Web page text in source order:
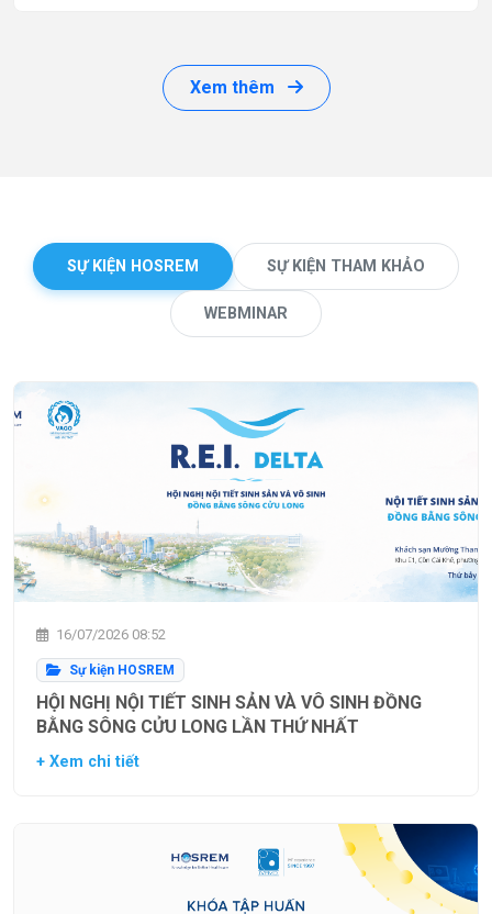
Xem thêm
SỰ KIỆN HOSREM SỰ KIỆN THAM KHẢO
WEBMINAR
16/07/2026 08:52
Sự kiện HOSREM
HỘI NGHỊ NỘI TIẾT SINH SẢN VÀ VÔ SINH ĐỒNG
BẰNG SÔNG CỬU LONG LẦN THỨ NHẤT
+ Xem chi tiết